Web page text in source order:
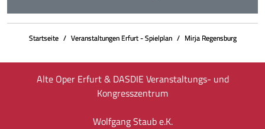
Startseite Veranstaltungen Erfurt - Spielplan Mirja Regensburg
Alte Oper Erfurt & DASDIE Veranstaltungs- und
Kongresszentrum
Wolfgang Staub e.K.